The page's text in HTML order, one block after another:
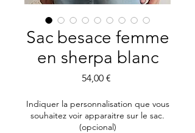
Sac besace femme
en sherpa blanc
54,00 €Precio
Indiquer la personnalisation que vous
souhaitez voir apparaitre sur le sac.
(opcional)